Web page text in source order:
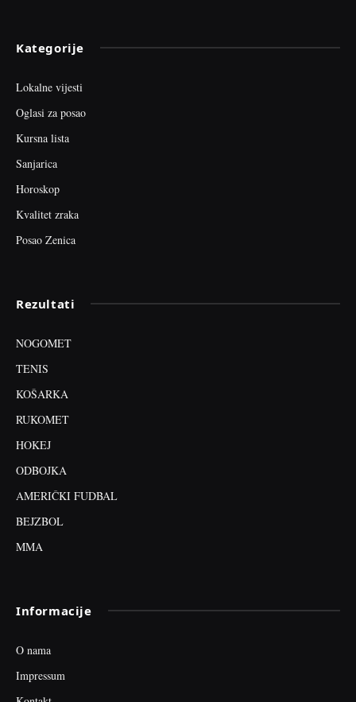
Kategorije
Lokalne vijesti
Oglasi za posao
Kursna lista
Sanjarica
Horoskop
Kvalitet zraka
Posao Zenica
Rezultati
NOGOMET
TENIS
KOŠARKA
RUKOMET
HOKEJ
ODBOJKA
AMERIČKI FUDBAL
BEJZBOL
MMA
Informacije
O nama
Impressum